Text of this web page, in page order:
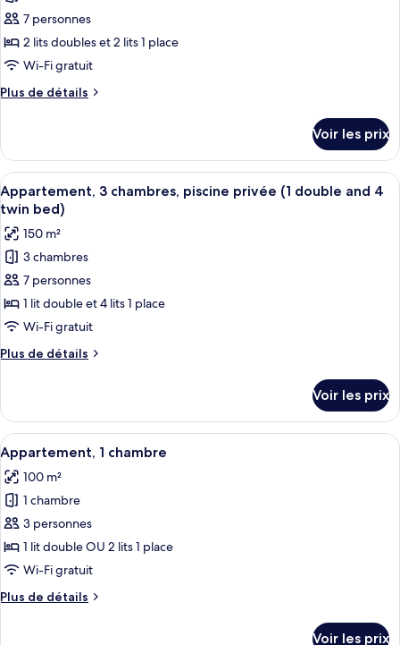
2
twin
beds)
chambres
(2
double
beds
and
2
pour
ce
type
chambre :
chambres
(2
double
beds
and
2
twin
beds)
7 personnes
2 lits doubles et 2 lits 1 place
Wi-Fi gratuit
Plus de détails
Plus
le
type
de
chambre
Appartement,
3
chambres
(2
double
beds
twin
beds)
Voir les prix
Afficher
toutes
les
photos
pour
ce
type
de
chambre :
Appartement,
chambres,
piscine
privée
(1
double
and
4
twin
bed)
Une chambre moderne avec un
16
Appartement, 3 chambres, piscine privée (1 double and 4
twin bed)
150 m²
3 chambres
7 personnes
1 lit double et 4 lits 1 place
Wi-Fi gratuit
Plus de détails
Plus
le
type
de
chambre
Appartement,
3
chambres,
piscine
privée
(1
double
and
Voir les prix
Afficher
toutes
les
photos
pour
ce
type
chambre :
Une chambre moderne avec un
9
Appartement, 1 chambre
100 m²
1 chambre
3 personnes
1 lit double OU 2 lits 1 place
Wi-Fi gratuit
Plus de détails
Plus
Voir les prix